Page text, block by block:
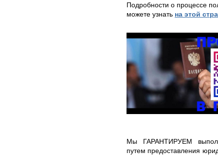
Подробности о процессе
можете узнать на этой
Мы ГАРАНТИРУЕМ
путем предоставления